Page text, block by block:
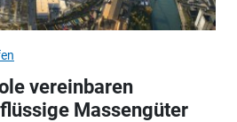
vereinbaren
Massengüter